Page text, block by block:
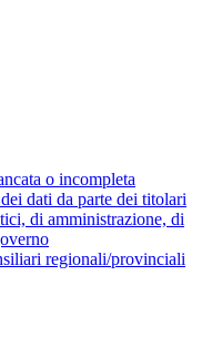
o incompleta
dati da parte dei titolari
di amministrazione, di
regionali/provinciali